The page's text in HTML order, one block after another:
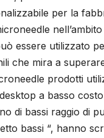
per la
essere utilizzato
che mira a
prodotti
a basso
di bassi raggio di
bassi “, hanno